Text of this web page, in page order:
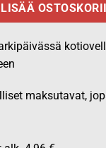
LISÄÄ
maksutavat,